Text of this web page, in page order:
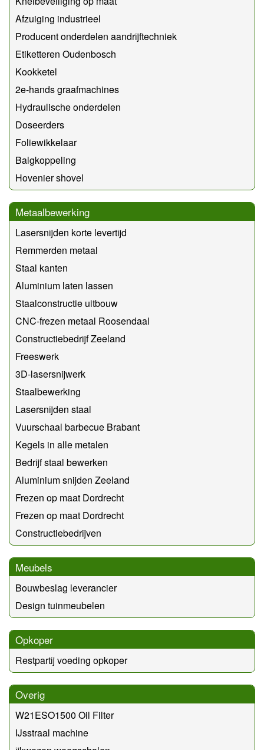
Afzuiging industrieel
Producent onderdelen aandrijftechniek
Etiketteren Oudenbosch
Kookketel
2e-hands graafmachines
Hydraulische onderdelen
Doseerders
Foliewikkelaar
Balgkoppeling
Hovenier shovel
Metaalbewerking
Lasersnijden korte levertijd
Remmerden metaal
Staal kanten
Aluminium laten lassen
Staalconstructie uitbouw
CNC-frezen metaal Roosendaal
Constructiebedrijf Zeeland
Freeswerk
3D-lasersnijwerk
Staalbewerking
Lasersnijden staal
Vuurschaal barbecue Brabant
Kegels in alle metalen
Bedrijf staal bewerken
Aluminium snijden Zeeland
Frezen op maat Dordrecht
Frezen op maat Dordrecht
Constructiebedrijven
Meubels
Bouwbeslag leverancier
Design tuinmeubelen
Opkoper
Restpartij voeding opkoper
Overig
W21ESO1500 Oil Filter
IJsstraal machine